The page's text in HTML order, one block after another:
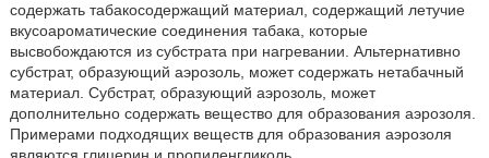
содержать табакосодержащий материал, содержащий летучие
вкусоароматические соединения табака, которые
высвобождаются из субстрата при нагревании. Альтернативно
субстрат, образующий аэрозоль, может содержать нетабачный
материал. Субстрат, образующий аэрозоль, может
дополнительно содержать вещество для образования аэрозоля.
Примерами подходящих веществ для образования аэрозоля